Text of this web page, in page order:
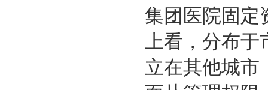
集团医院固定
上看，分布于
立在其他城市